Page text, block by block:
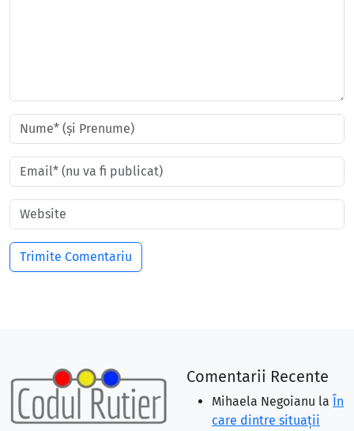
Comentarii Recente
Mihaela Negoianu la În
care dintre situaţii